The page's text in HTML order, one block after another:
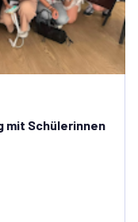
mit Schülerinnen